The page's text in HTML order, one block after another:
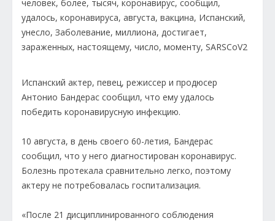
Испанский актер, певец, режиссер и продюсер
Антонио Бандерас сообщил, что ему удалось
победить коронавирусную инфекцию.
10 августа, в день своего 60-летия, Бандерас
сообщил, что у него диагностирован коронавирус.
Болезнь протекала сравнительно легко, поэтому
актеру не потребовалась госпитализация.
«После 21 дисциплинированного соблюдения